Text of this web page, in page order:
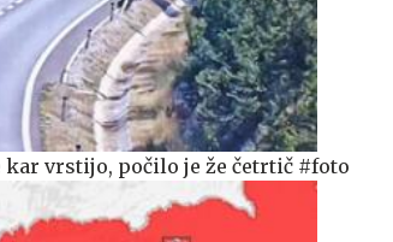
vrstijo, počilo je že četrtič #foto